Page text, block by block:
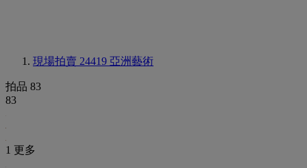
現場拍賣 24419 亞洲藝術
拍品 83
83
1 更多